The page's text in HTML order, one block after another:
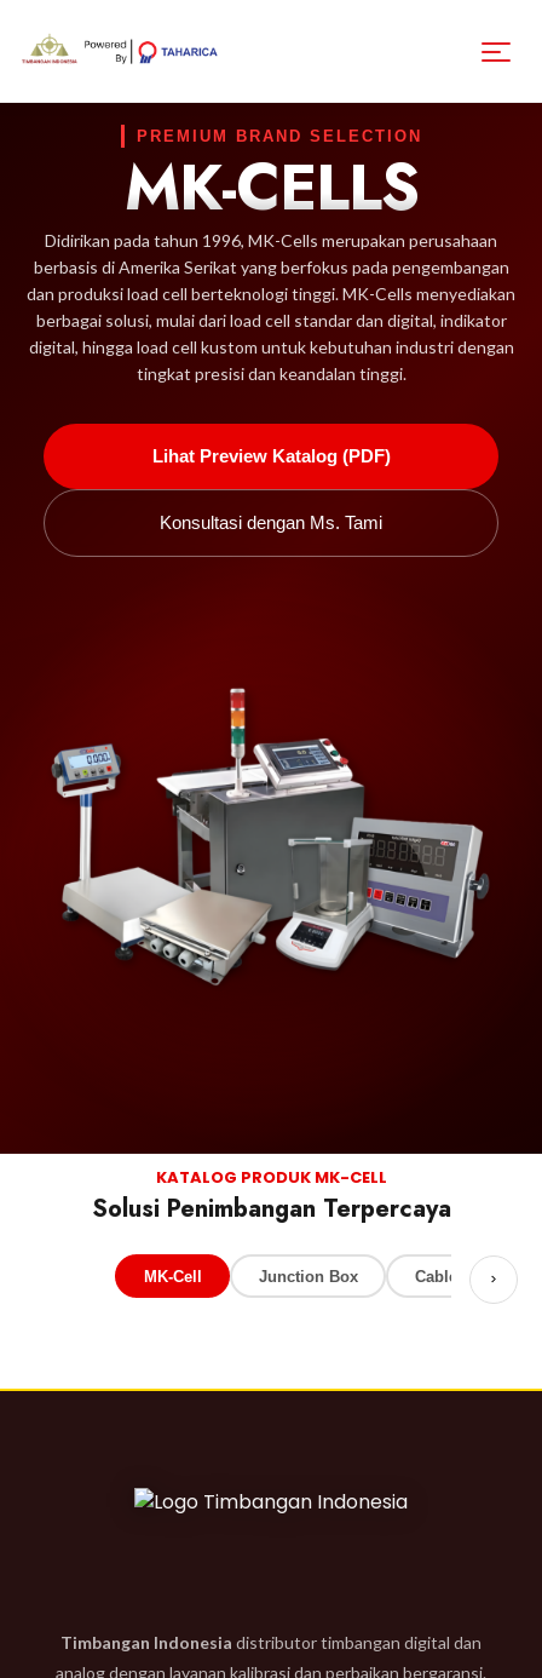
PREMIUM BRAND SELECTION
MK-CELLS
Didirikan pada tahun 1996, MK-Cells merupakan perusahaan
berbasis di Amerika Serikat yang berfokus pada pengembangan
dan produksi load cell berteknologi tinggi. MK-Cells menyediakan
berbagai solusi, mulai dari load cell standar dan digital, indikator
digital, hingga load cell kustom untuk kebutuhan industri dengan
tingkat presisi dan keandalan tinggi.
Lihat Preview Katalog (PDF)
Konsultasi dengan Ms. Tami
KATALOG PRODUK MK-CELL
Solusi Penimbangan Terpercaya
MK-Cell Junction Box Cable load cell
Timbangan Indonesia distributor timbangan digital dan
analog dengan layanan kalibrasi dan perbaikan bergaransi.